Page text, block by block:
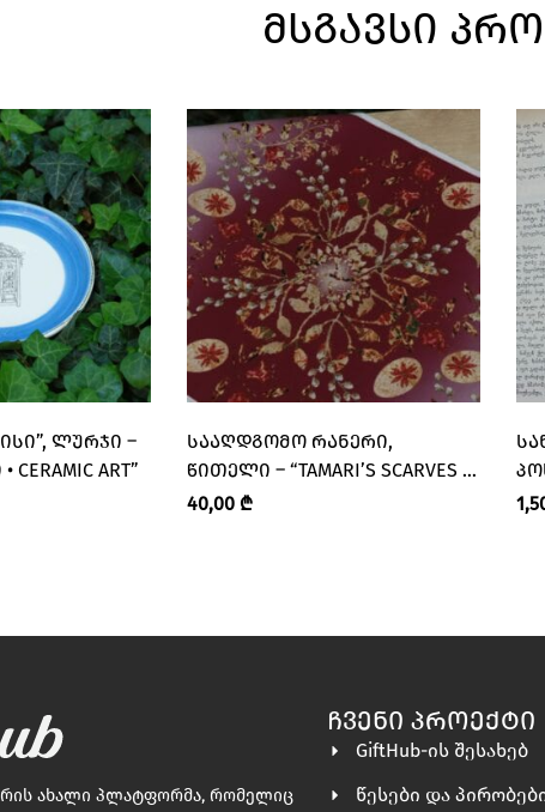
ᲛᲡᲒᲐᲕᲡᲘ
ᲚᲣᲠᲯᲘ –
ART”
ᲡᲐᲐᲦᲓᲒᲝᲛᲝ ᲠᲐᲜᲔᲠᲘ,
ᲬᲘᲗᲔᲚᲘ – “TAMARI’S SCARVES •
ᲗᲐᲛᲐᲠᲘᲡ ᲨᲐᲠᲤᲔᲑᲘ”
40,00 ₾
არის ახალი პლატფორმა, რომელიც
ᲩᲕᲔᲜᲘ ᲞᲠᲝᲔᲥᲢᲘ
GiftHub-ის შესახებ
წესები და